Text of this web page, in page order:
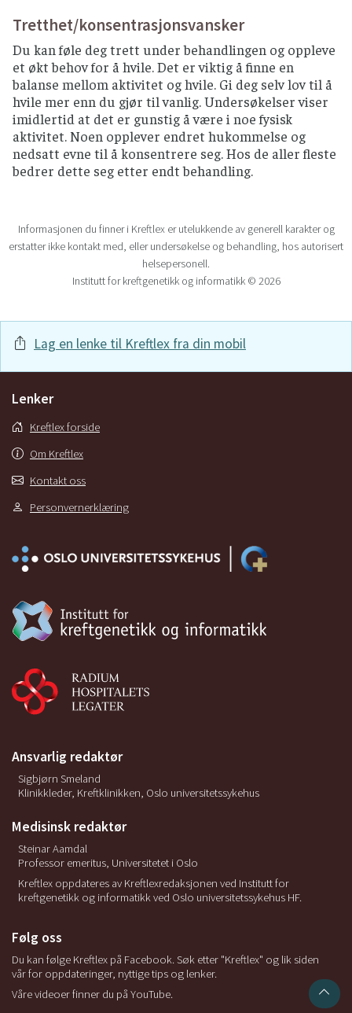
Tretthet/konsentrasjonsvansker
Du kan føle deg trett under behandlingen og oppleve
et økt behov for å hvile. Det er viktig å finne en
balanse mellom aktivitet og hvile. Gi deg selv lov til å
hvile mer enn du gjør til vanlig. Undersøkelser viser
imidlertid at det er gunstig å være i noe fysisk
aktivitet. Noen opplever endret hukommelse og
nedsatt evne til å konsentrere seg. Hos de aller fleste
bedrer dette seg etter endt behandling.
Informasjonen du finner i Kreftlex er utelukkende av generell karakter og
erstatter ikke kontakt med, eller undersøkelse og behandling, hos autorisert
helsepersonell.
Institutt for kreftgenetikk og informatikk © 2026
Lag en lenke til Kreftlex fra din mobil
Lenker
Kreftlex forside
Om Kreftlex
Kontakt oss
Personvernerklæring
Ansvarlig redaktør
Sigbjørn Smeland
Klinikkleder, Kreftklinikken, Oslo universitetssykehus
Medisinsk redaktør
Steinar Aamdal
Professor emeritus, Universitetet i Oslo
Kreftlex oppdateres av Kreftlexredaksjonen ved Institutt for
kreftgenetikk og informatikk ved Oslo universitetssykehus HF.
Følg oss
Du kan følge Kreftlex på Facebook. Søk etter "Kreftlex" og lik siden
vår for oppdateringer, nyttige tips og lenker.
Våre videoer finner du på YouTube.